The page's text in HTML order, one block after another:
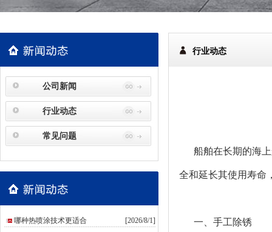
公司新闻
行业动态
常见问题
哪种热喷涂技术更适合 [2026/8/1]
行业动态
船舶在长期的海上
全和延长其使用寿命
一、手工除锈